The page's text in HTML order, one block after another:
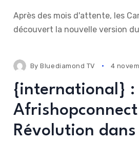
Après des mois d'attente, les
découvert la nouvelle version
ByBluediamond TV 4
{international} :
Révolution dans